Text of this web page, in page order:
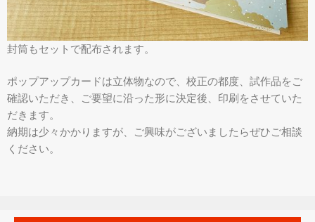
封筒もセットで配布されます。
ポップアップカードは立体物なので、校正の都度、試作品をご
確認いただき、ご要望に沿った形に決定後、印刷をさせていた
だきます。
納期は少々かかりますが、ご興味がございましたらぜひご相談
ください。